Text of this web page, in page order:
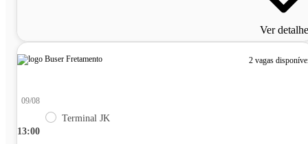
Ver
2 vagas
13:00
09/08
Terminal JK